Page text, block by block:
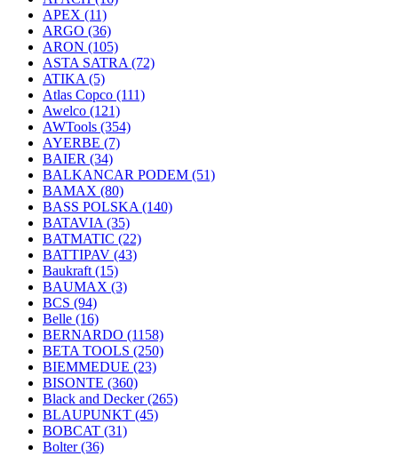
APEX (11)
ARGO (36)
ARON (105)
ASTA SATRA (72)
ATIKA (5)
Atlas Copco (111)
Awelco (121)
AWTools (354)
AYERBE (7)
BAIER (34)
BALKANCAR PODEM (51)
BAMAX (80)
BASS POLSKA (140)
BATAVIA (35)
BATMATIC (22)
BATTIPAV (43)
Baukraft (15)
BAUMAX (3)
BCS (94)
Belle (16)
BERNARDO (1158)
BETA TOOLS (250)
BIEMMEDUE (23)
BISONTE (360)
Black and Decker(265)
BLAUPUNKT (45)
BOBCAT (31)
Bolter(36)